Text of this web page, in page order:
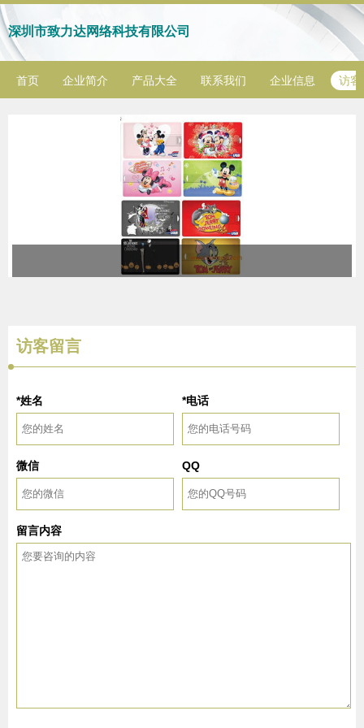
深圳市致力达网络科技有限公司
首页 企业简介 产品大全 联系我们 企业信息 访客
访客留言
*姓名 *电话
微信 QQ
留言内容